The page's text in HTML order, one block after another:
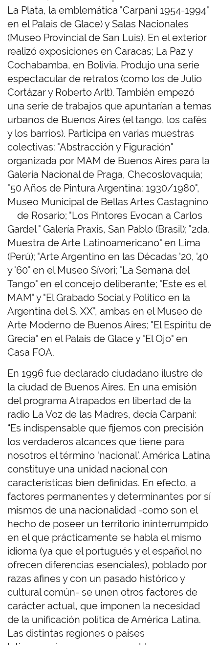
La Plata, la emblemática "Carpani 1954-1994"
en el Palais de Glace) y Salas Nacionales
(Museo Provincial de San Luis). En el exterior
realizó exposiciones en Caracas; La Paz y
Cochabamba, en Bolivia. Produjo una serie
espectacular de retratos (como los de Julio
Cortázar y Roberto Arlt). También empezó
una serie de trabajos que apuntarían a temas
urbanos de Buenos Aires (el tango, los cafés
y los barrios). Participa en varias muestras
colectivas: "Abstracción y Figuración"
organizada por MAM de Buenos Aires para la
Galería Nacional de Praga, Checoslovaquia;
"50 Años de Pintura Argentina: 1930/1980",
Museo Municipal de Bellas Artes Castagnino
de Rosario; "Los Pintores Evocan a Carlos
Gardel " Galería Praxis, San Pablo (Brasil); "2da.
Muestra de Arte Latinoamericano" en Lima
(Perú); "Arte Argentino en las Décadas '20, '40
y '60" en el Museo Sívori; "La Semana del
Tango" en el concejo deliberante; "Este es el
MAM" y "El Grabado Social y Político en la
Argentina del S. XX", ambas en el Museo de
Arte Moderno de Buenos Aires; "El Espíritu de
Grecia" en el Palais de Glace y "El Ojo" en
Casa FOA.
En 1996 fue declarado ciudadano ilustre de
la ciudad de Buenos Aires. En una emisión
del programa Atrapados en libertad de la
radio La Voz de las Madres, decía Carpani:
“Es indispensable que fijemos con precisión
los verdaderos alcances que tiene para
nosotros el término ‘nacional’. América Latina
constituye una unidad nacional con
características bien definidas. En efecto, a
factores permanentes y determinantes por sí
mismos de una nacionalidad -como son el
hecho de poseer un territorio ininterrumpido
en el que prácticamente se habla el mismo
idioma (ya que el portugués y el español no
ofrecen diferencias esenciales), poblado por
razas afines y con un pasado histórico y
cultural común- se unen otros factores de
carácter actual, que imponen la necesidad
de la unificación política de América Latina.
Las distintas regiones o países